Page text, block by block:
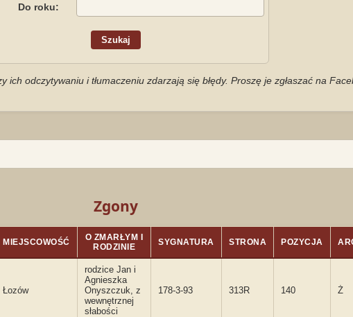
Do roku:
ich odczytywaniu i tłumaczeniu zdarzają się błędy. Proszę je zgłaszać na
Zgony
MIEJSCOWOŚĆ
O ZMARŁYM I
RODZINIE
SYGNATURA STRONA POZYCJA
Łozów
rodzice Jan i
Agnieszka
Onyszczuk, z
wewnętrznej
słabości
178-3-93 313R 140 Ż